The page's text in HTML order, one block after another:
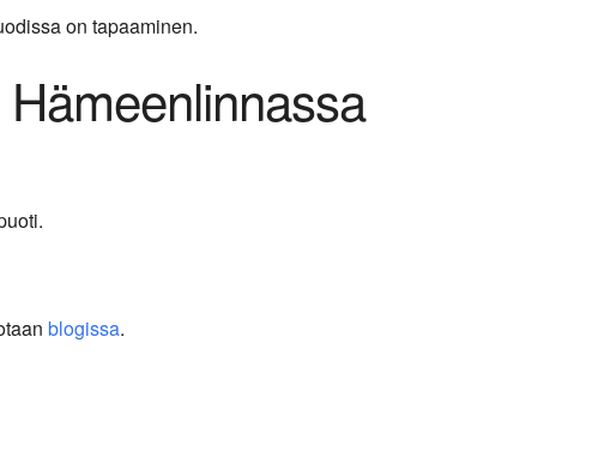
on tapaaminen.
blogissa.